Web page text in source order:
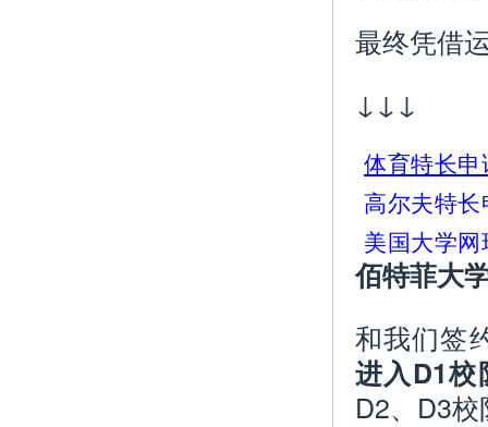
最终凭借
↓↓↓
体育特长
高尔夫特
美国大学
佰特菲大
和我们签
进入D1校
D2、D3